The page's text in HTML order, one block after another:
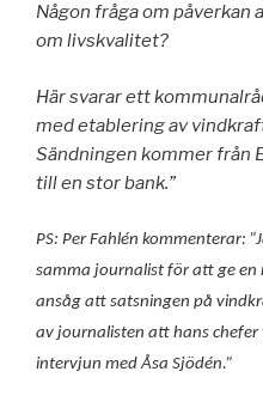
Någon fråga om påverkan
om livskvalitet?
Här svarar ett
med etablering av
Sändningen kommer från
till en stor bank.”
PS: Per Fahlén kommenterar:
samma journalist för att ge
ansåg att satsningen på
av journalisten att hans
intervjun med Åsa Sjödén.”